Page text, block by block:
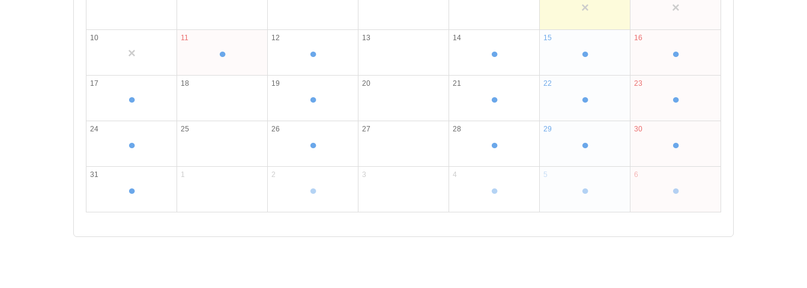
× ×
10
×
11
●
12
●
13 14
●
15
●
16
●
17
●
18 19
●
20 21
●
22
●
23
●
24
●
25 26
●
27 28
●
29
●
30
●
31
●
1 2
●
3 4
●
5
●
6
●